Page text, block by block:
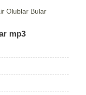
Olublar Bular
mp3